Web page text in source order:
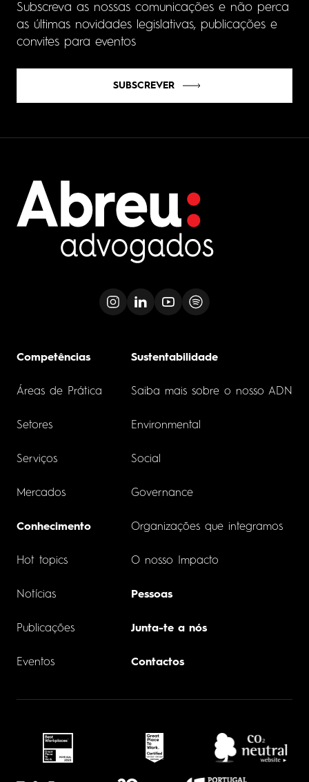
Subscreva as nossas comunicações e não perca
as últimas novidades legislativas, publicações e
convites para eventos
SUBSCREVER
Competências
Áreas de Prática
Setores
Serviços
Mercados
Conhecimento
Hot topics
Notícias
Publicações
Eventos
Sustentabilidade
Saiba mais sobre o nosso ADN
Environmental
Social
Governance
Organizações que integramos
O nosso Impacto
Pessoas
Junta-te a nós
Contactos